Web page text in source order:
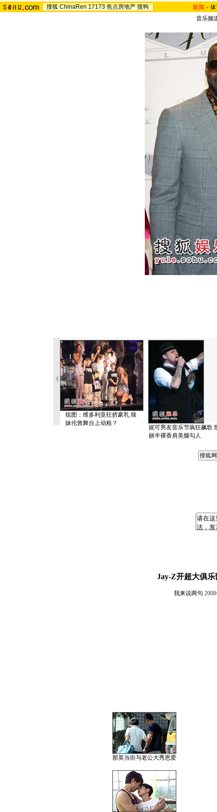
搜狐 ChinaRen 17173 焦点房地产 搜狗 新闻 -
音乐频
组图：维多利亚狂挤豪乳 辣
妹伦敦舞台上动粗？
妮可男友音乐节疯狂飙歌
丽半裸香肩美腿勾人
Jay-Z开超大俱
我来说两句
那英当街与老公大秀恩爱